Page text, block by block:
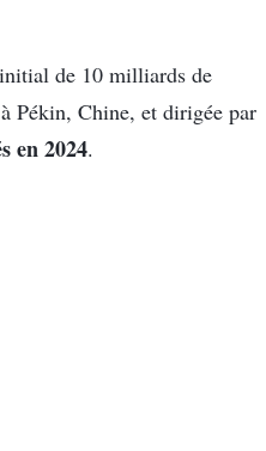
de 10 milliards de
Pékin, Chine, et dirigée par
en 2024.